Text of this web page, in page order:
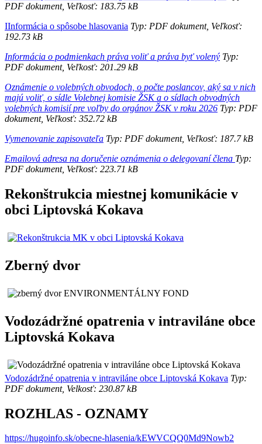
PDF dokument, Veľkosť: 183.75 kB
IInformácia o spôsobe hlasovania Typ: PDF dokument, Veľkosť:
192.73 kB
Informácia o podmienkach práva voliť a práva byť volený Typ:
PDF dokument, Veľkosť: 201.29 kB
Oznámenie o volebných obvodoch, o počte poslancov, aký sa v nich
majú voliť, o sídle Volebnej komisie ŽSK a o sídlach obvodných
volebných komisií pre voľby do orgánov ŽSK v roku 2026 Typ: PDF
dokument, Veľkosť: 352.72 kB
Vymenovanie zapisovateľa Typ: PDF dokument, Veľkosť: 187.7 kB
Emailová adresa na doručenie oznámenia o delegovaní člena Typ:
PDF dokument, Veľkosť: 223.71 kB
Rekonštrukcia miestnej komunikácie v
obci Liptovská Kokava
Zberný dvor
Vodozádržné opatrenia v intraviláne obce
Liptovská Kokava
Vodozádržné opatrenia v intraviláne obce Liptovská Kokava Typ:
PDF dokument, Velkosť: 230.87 kB
ROZHLAS - OZNAMY
https://hugoinfo.sk/obecne-hlasenia/kEWVCQQ0Md9Nowb2